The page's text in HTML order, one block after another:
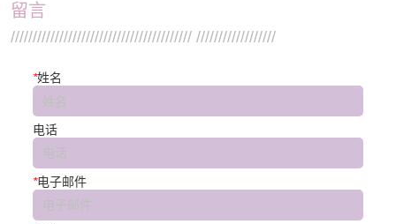
留言
///////////////////////////////////////// //////////////////
*姓名
电话
*电子邮件